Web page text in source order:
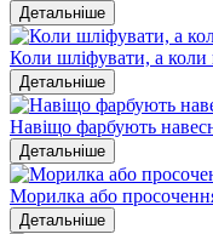
Детальніше
Коли шліфувати, а коли
Детальніше
Навіщо фарбують
Детальніше
Морилка або
Детальніше